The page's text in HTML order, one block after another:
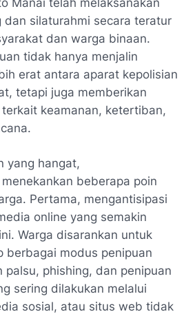
Manai telah melaksanakan
dan silaturahmi secara teratur
dan warga binaan.
tidak hanya menjalin
erat antara aparat kepolisian
tetapi juga memberikan
keamanan, ketertiban,
yang hangat,
beberapa poin
Pertama, mengantisipasi
online yang semakin
Warga disarankan untuk
berbagai modus penipuan
palsu, phishing, dan penipuan
sering dilakukan melalui
sosial, atau situs web tidak